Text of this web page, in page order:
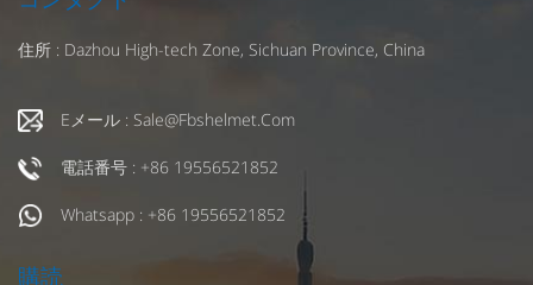
住所 : Dazhou High-tech Zone, Sichuan Province, China
Eメール : Sale@fbshelmet.com
電話番号 : +86 19556521852
Whatsapp : +86 19556521852
購読